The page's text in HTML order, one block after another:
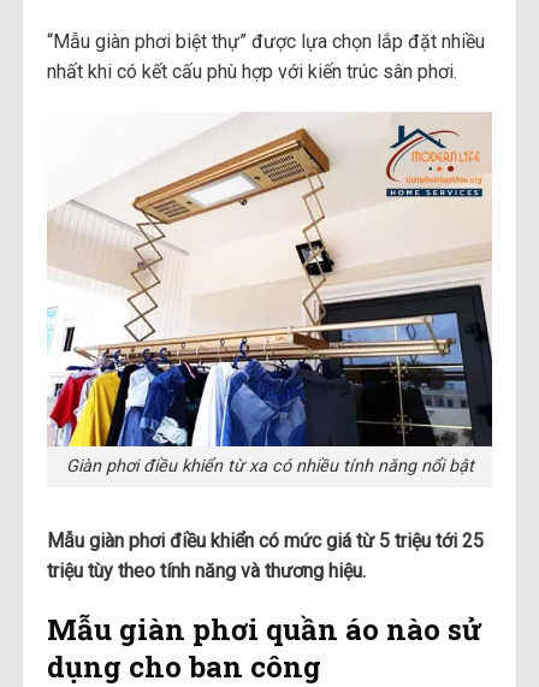
“Mẫu giàn phơi biệt thự” được lựa chọn lắp đặt nhiều
nhất khi có kết cấu phù hợp với kiến trúc sân phơi.
Giàn phơi điều khiển từ xa có nhiều tính năng nổi bật
Mẫu giàn phơi điều khiển có mức giá từ 5 triệu tới 25
triệu tùy theo tính năng và thương hiệu.
Mẫu giàn phơi quần áo nào sử
dụng cho ban công